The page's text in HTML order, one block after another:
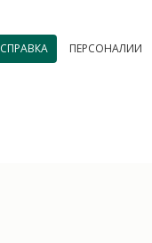
СПРАВКА ПЕРСОНАЛИИ